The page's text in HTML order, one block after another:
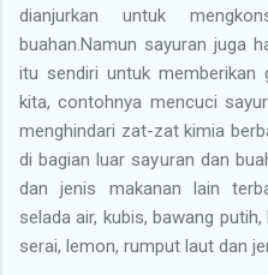
dianjurkan untuk
buahan.Namun sayuran juga
itu sendiri untuk memberikan
kita, contohnya mencuci
menghindari zat-zat kimia
di bagian luar sayuran dan
dan jenis makanan lain
selada air, kubis, bawang
serai, lemon, rumput laut dan